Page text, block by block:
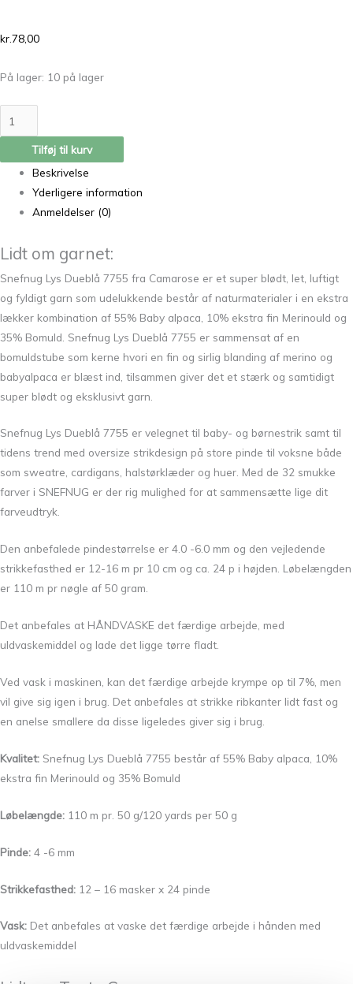
kr.78,00
På lager: 10 på lager
Tilføj til kurv
Beskrivelse
Yderligere information
Anmeldelser (0)
Lidt om garnet:
Snefnug Lys Dueblå 7755 fra Camarose er et super blødt, let, luftigt
og fyldigt garn som udelukkende består af naturmaterialer i en ekstra
lækker kombination af 55% Baby alpaca, 10% ekstra fin Merinould og
35% Bomuld. Snefnug Lys Dueblå 7755 er sammensat af en
bomuldstube som kerne hvori en fin og sirlig blanding af merino og
babyalpaca er blæst ind, tilsammen giver det et stærk og samtidigt
super blødt og eksklusivt garn.
Snefnug Lys Dueblå 7755 er velegnet til baby- og børnestrik samt til
tidens trend med oversize strikdesign på store pinde til voksne både
som sweatre, cardigans, halstørklæder og huer. Med de 32 smukke
farver i SNEFNUG er der rig mulighed for at sammensætte lige dit
farveudtryk.
Den anbefalede pindestørrelse er 4.0 -6.0 mm og den vejledende
strikkefasthed er 12-16 m pr 10 cm og ca. 24 p i højden. Løbelængden
er 110 m pr nøgle af 50 gram.
Det anbefales at HÅNDVASKE det færdige arbejde, med
uldvaskemiddel og lade det ligge tørre fladt.
Ved vask i maskinen, kan det færdige arbejde krympe op til 7%, men
vil give sig igen i brug. Det anbefales at strikke ribkanter lidt fast og
en anelse smallere da disse ligeledes giver sig i brug.
Kvalitet: Snefnug Lys Dueblå 7755 består af 55% Baby alpaca, 10%
ekstra fin Merinould og 35% Bomuld
Løbelængde: 110 m pr. 50 g/120 yards per 50 g
Pinde: 4 -6 mm
Strikkefasthed: 12 – 16 masker x 24 pinde
Vask: Det anbefales at vaske det færdige arbejde i hånden med
uldvaskemiddel